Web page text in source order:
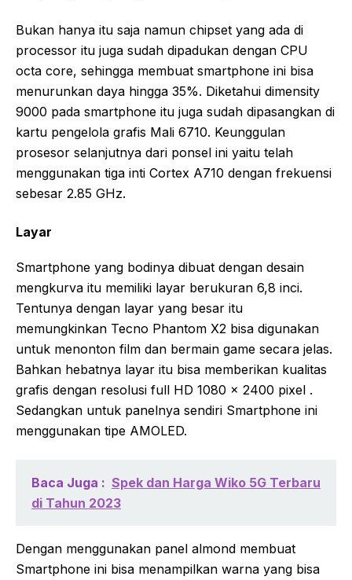
Bukan hanya itu saja namun chipset yang ada di
processor itu juga sudah dipadukan dengan CPU
octa core, sehingga membuat smartphone ini bisa
menurunkan daya hingga 35%. Diketahui dimensity
9000 pada smartphone itu juga sudah dipasangkan di
kartu pengelola grafis Mali 6710. Keunggulan
prosesor selanjutnya dari ponsel ini yaitu telah
menggunakan tiga inti Cortex A710 dengan frekuensi
sebesar 2.85 GHz.
Layar
Smartphone yang bodinya dibuat dengan desain
mengkurva itu memiliki layar berukuran 6,8 inci.
Tentunya dengan layar yang besar itu
memungkinkan Tecno Phantom X2 bisa digunakan
untuk menonton film dan bermain game secara jelas.
Bahkan hebatnya layar itu bisa memberikan kualitas
grafis dengan resolusi full HD 1080 x 2400 pixel .
Sedangkan untuk panelnya sendiri Smartphone ini
menggunakan tipe AMOLED.
Baca Juga : Spek dan Harga Wiko 5G Terbaru
di Tahun 2023
Dengan menggunakan panel almond membuat
Smartphone ini bisa menampilkan warna yang bisa